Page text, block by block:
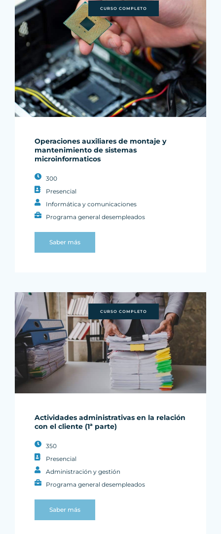
CURSO COMPLETO
Operaciones auxiliares de montaje y
mantenimiento de sistemas
microinformaticos
300
Presencial
Informática y comunicaciones
Programa general desempleados
Saber más
CURSO COMPLETO
Actividades administrativas en la relación
con el cliente (1ª parte)
350
Presencial
Administración y gestión
Programa general desempleados
Saber más